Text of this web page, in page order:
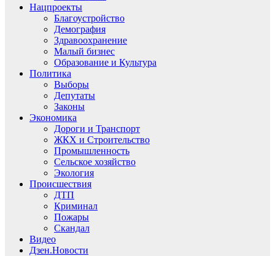
Нацпроекты
Благоустройство
Демография
Здравоохранение
Малый бизнес
Образование и Культура
Политика
Выборы
Депутаты
Законы
Экономика
Дороги и Транспорт
ЖКХ и Строительство
Промышленность
Сельское хозяйство
Экология
Происшествия
ДТП
Криминал
Пожары
Скандал
Видео
Дзен.Новости